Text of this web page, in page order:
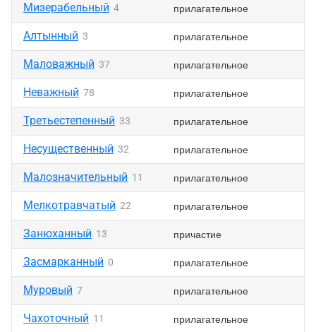
Мизерабельный 4 прилагательное
Алтынный 3 прилагательное
Маловажный 37 прилагательное
Неважный 78 прилагательное
Третьестепенный 33 прилагательное
Несущественный 32 прилагательное
Малозначительный 11 прилагательное
Мелкотравчатый 22 прилагательное
Занюханный 13 причастие
Засмарканный 0 прилагательное
Муровый 7 прилагательное
Чахоточный 11 прилагательное